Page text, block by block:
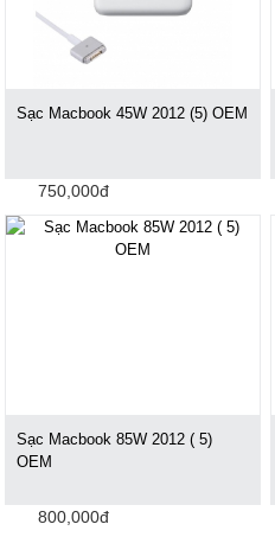
Sạc Macbook 45W 2012 (5) OEM
750,000đ
Sạc Macbook 85W 2012 ( 5)
OEM
800,000đ